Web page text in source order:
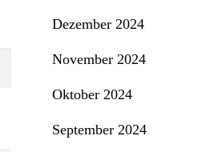
Dezember 2024
November 2024
Oktober 2024
September 2024